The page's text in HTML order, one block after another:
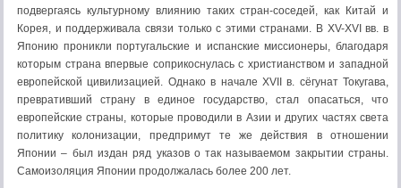
подвергаясь культурному влиянию таких стран-соседей, как Китай и
Корея, и поддерживала связи только с этими странами. В XV-XVI вв. в
Японию проникли португальские и испанские миссионеры, благодаря
которым страна впервые соприкоснулась с христианством и западной
европейской цивилизацией. Однако в начале XVII в. сёгунат Токугава,
превративший страну в единое государство, стал опасаться, что
европейские страны, которые проводили в Азии и других частях света
политику колонизации, предпримут те же действия в отношении
Японии – был издан ряд указов о так называемом закрытии страны.
Самоизоляция Японии продолжалась более 200 лет.